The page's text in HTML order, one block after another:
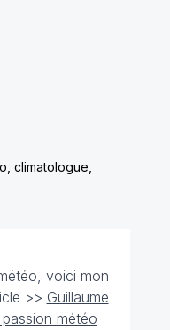
climatologue,
voici mon
>> Guillaume
météo